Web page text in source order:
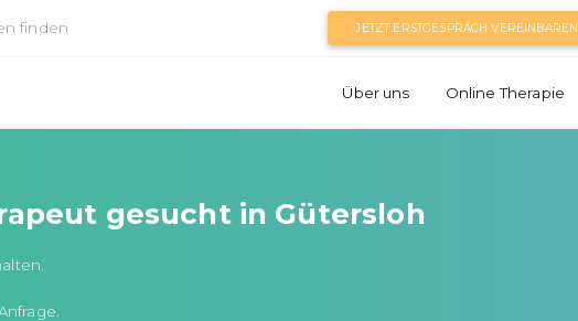
finden JETZT ERSTGESPRÄCH VEREINBAREN
Über uns Online Therapie
gesucht in Gütersloh